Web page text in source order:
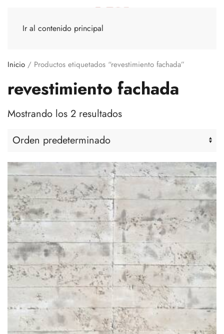
Ir al contenido principal
Inicio / Productos etiquetados “revestimiento fachada”
revestimiento fachada
Mostrando los 2 resultados